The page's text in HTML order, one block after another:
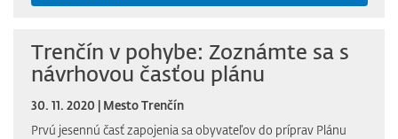
Trenčín v pohybe: Zoznámte sa s
návrhovou časťou plánu
30. 11. 2020 | Mesto Trenčín
Prvú jesennú časť zapojenia sa obyvateľov do príprav Plánu